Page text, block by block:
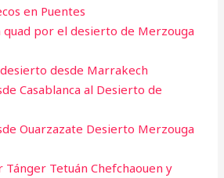
en Puentes
quad por el desierto de Merzouga
desde Marrakech
Casablanca al Desierto de
Ouarzazate Desierto Merzouga
Tánger Tetuán Chefchaouen y